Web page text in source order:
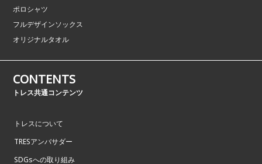
ポロシャツ
フルデザインソックス
オリジナルタオル
CONTENTS
トレス共通コンテンツ
トレスについて
TRESアンバサダー
SDGsへの取り組み